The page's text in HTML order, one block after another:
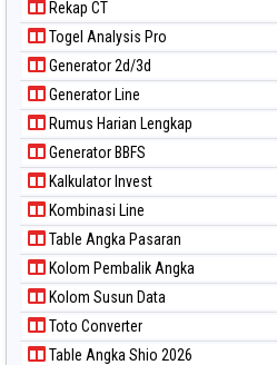
Paito Warna Pcso
Paito Warna Pennsylvania Day
Paito Warna Sao Paulo
Paito Warna Singapore
Paito Warna Sydney
Paito Warna Sydney Lottery
Paito Warna Sydney Lottery 6d
Paito Warna Sydney Lotto
Paito Warna Sydney Pools 6d
Paito Warna Taipei
Paito Warna Taiwan
Rekap CT
Togel Analysis Pro
Generator 2d/3d
Generator Line
Rumus Harian Lengkap
Generator BBFS
Kalkulator Invest
Kombinasi Line
Table Angka Pasaran
Kolom Pembalik Angka
Kolom Susun Data
Toto Converter
Table Angka Shio 2026